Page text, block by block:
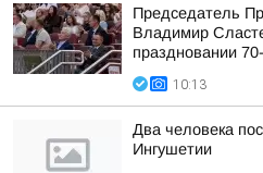
Председатель
Владимир
праздновании
10:13
Два человека
Ингушетии